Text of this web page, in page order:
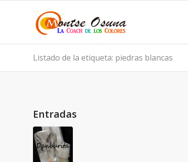
Listado de la etiqueta: piedras blancas
Entradas